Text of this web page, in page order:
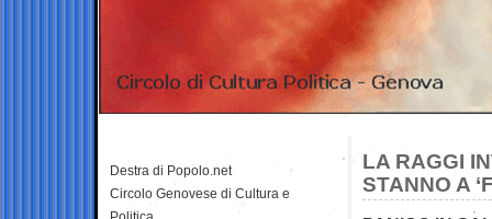
LA RAGGI
STANNO A
Destra di Popolo.net
Circolo Genovese di Cultura e